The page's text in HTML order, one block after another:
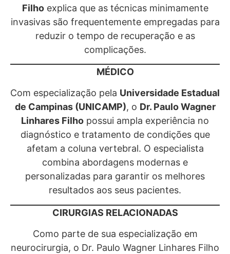
Filhoexplica que as técnicas minimamente
invasivas são frequentemente empregadas para
reduzir o tempo de recuperação e as
complicações.
MÉDICO
Com especialização pela Universidade Estadual
de Campinas (UNICAMP), o Dr. Paulo Wagner
Linhares Filho possui ampla experiência no
diagnóstico e tratamento de condições que
afetam a coluna vertebral. O especialista
combina abordagens modernas e
personalizadas para garantir os melhores
resultados aos seus pacientes.
CIRURGIAS RELACIONADAS
Como parte de sua especialização em
neurocirurgia, o Dr. Paulo Wagner Linhares Filho